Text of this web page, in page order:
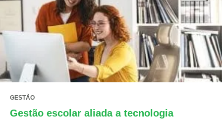
GESTÃO
Gestão escolar aliada a tecnologia